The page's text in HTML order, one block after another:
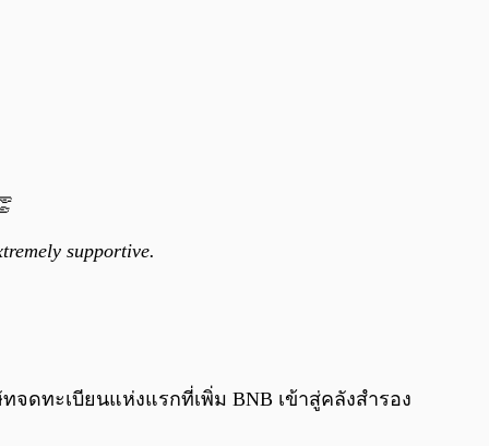
supportive.
ดทะเบียนแห่งแรกที่เพิ่ม BNB เข้าสู่คลังสำรอง